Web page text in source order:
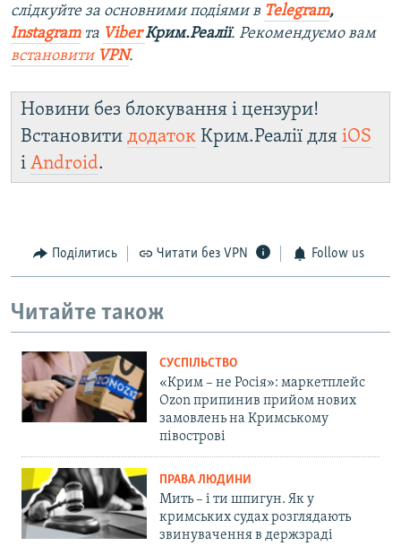
слідкуйте за основними подіями в Telegram,
Instagramта ViberКрим.Реалії. Рекомендуємо вам
встановити VPN.
Новини без блокування і цензури!
Встановити додаток Крим.Реалії для iOS
і Android.
Поділитись Читати без VPN Follow us
Читайте також
СУСПІЛЬСТВО
«Крим – не Росія»: маркетплейс
Ozon припинив прийом нових
замовлень на Кримському
півострові
ПРАВА ЛЮДИНИ
Мить – і ти шпигун. Як у
кримських судах розглядають
звинувачення в держзраді